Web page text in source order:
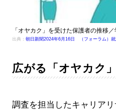
「オヤカク」を受けた保護者の推移
出典： 朝日新聞2024年6月16日 （フォーラム）
広がる「オヤカク
調査を担当したキャリア